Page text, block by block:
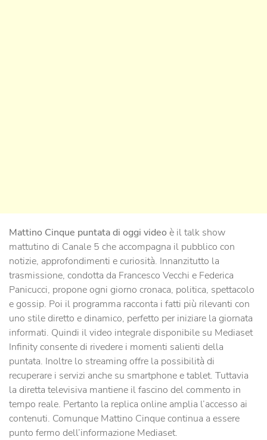
Mattino Cinque puntata di oggi video è il talk show
mattutino di Canale 5 che accompagna il pubblico con
notizie, approfondimenti e curiosità. Innanzitutto la
trasmissione, condotta da Francesco Vecchi e Federica
Panicucci, propone ogni giorno cronaca, politica, spettacolo
e gossip. Poi il programma racconta i fatti più rilevanti con
uno stile diretto e dinamico, perfetto per iniziare la giornata
informati. Quindi il video integrale disponibile su Mediaset
Infinity consente di rivedere i momenti salienti della
puntata. Inoltre lo streaming offre la possibilità di
recuperare i servizi anche su smartphone e tablet. Tuttavia
la diretta televisiva mantiene il fascino del commento in
tempo reale. Pertanto la replica online amplia l’accesso ai
contenuti. Comunque Mattino Cinque continua a essere
punto fermo dell’informazione Mediaset.